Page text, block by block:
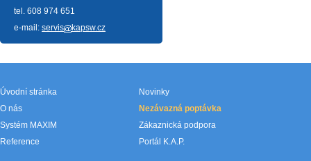
tel. 608 974 651
e-mail: servis kapsw.cz
Úvodní stránka
O nás
Systém MAXIM
Reference
Novinky
Nezávazná poptávka
Zákaznická podpora
Portál K.A.P.